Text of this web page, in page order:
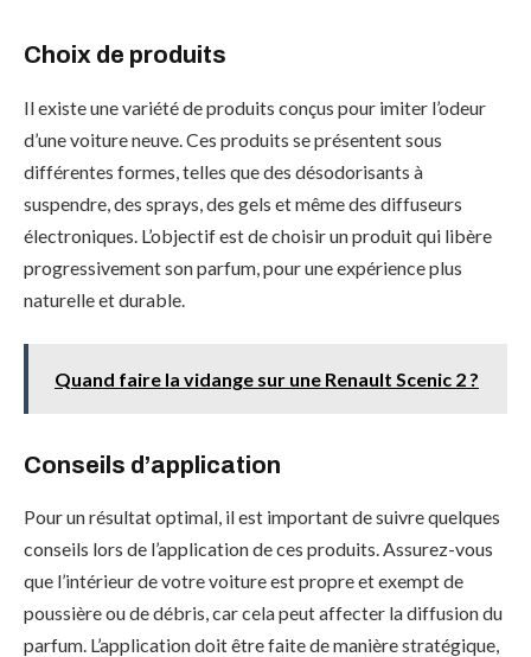
Choix de produits
Il existe une variété de produits conçus pour imiter l’odeur
d’une voiture neuve. Ces produits se présentent sous
différentes formes, telles que des désodorisants à
suspendre, des sprays, des gels et même des diffuseurs
électroniques. L’objectif est de choisir un produit qui libère
progressivement son parfum, pour une expérience plus
naturelle et durable.
Quand faire la vidange sur une Renault Scenic 2 ?
Conseils d’application
Pour un résultat optimal, il est important de suivre quelques
conseils lors de l’application de ces produits. Assurez-vous
que l’intérieur de votre voiture est propre et exempt de
poussière ou de débris, car cela peut affecter la diffusion du
parfum. L’application doit être faite de manière stratégique,